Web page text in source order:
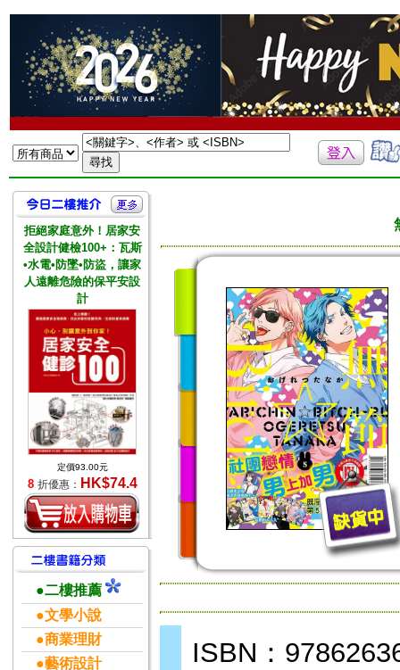
拒絕家庭意外！居家安
全設計健檢100+：瓦斯
•水電•防墜•防盜，讓家
人遠離危險的保平安設
計
定價93.00元
8 折優惠： HK$74.4
●二樓推薦
●文學小說
●商業理財
●藝術設計
ISBN：